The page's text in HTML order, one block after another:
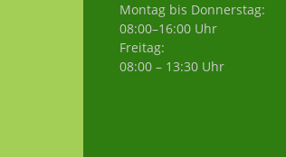
Montag bis Donnerstag:
08:00–16:00 Uhr
Freitag:
08:00 – 13:30 Uhr